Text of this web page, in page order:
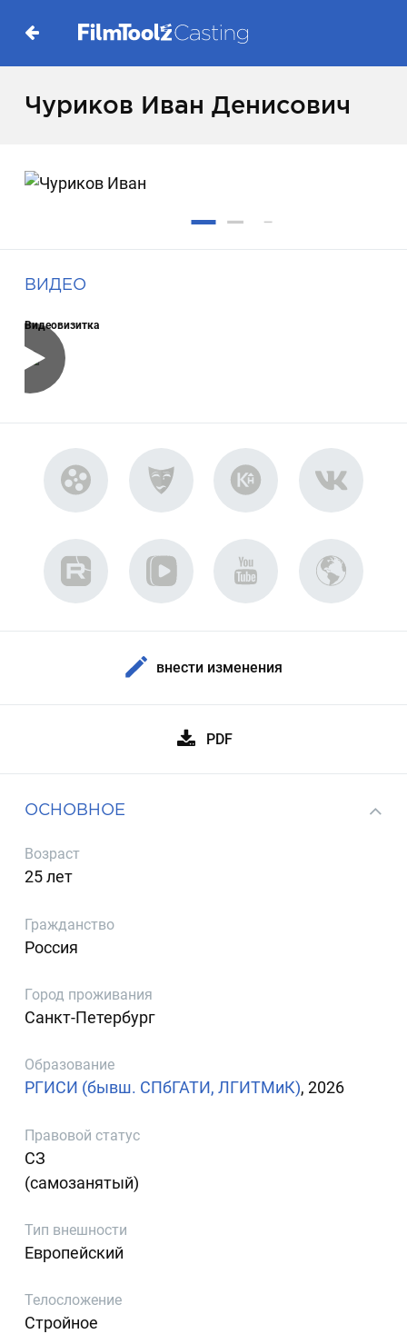
Чуриков Иван Денисович
ВИДЕО
Видеовизитка
внести изменения
PDF
ОСНОВНОЕ
Возраст
25 лет
Гражданство
Россия
Город проживания
Санкт-Петербург
Образование
РГИСИ (бывш. СПбГАТИ, ЛГИТМиК), 2026
Правовой статус
СЗ
(самозанятый)
Тип внешности
Европейский
Телосложение
Стройное